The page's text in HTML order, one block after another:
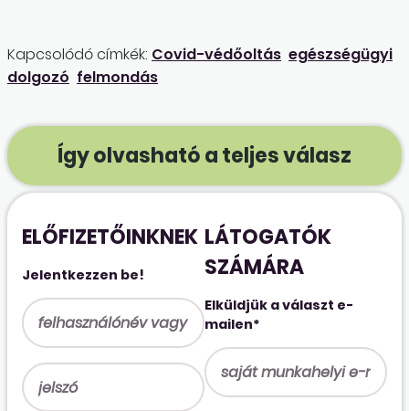
Kapcsolódó címkék: Covid-védőoltás egészségügyi
dolgozó felmondás
Így olvasható a teljes válasz
ELŐFIZETŐINKNEK
Jelentkezzen be!
LÁTOGATÓK
SZÁMÁRA
Elküldjük a választ e-
mailen*